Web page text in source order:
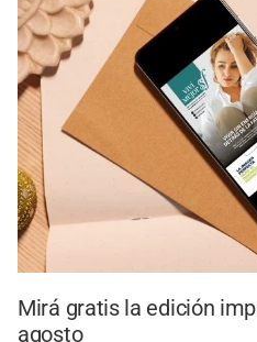
Mirá gratis la edición
agosto